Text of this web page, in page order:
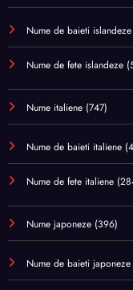
Nume de baieti islandeze
Nume de fete islandeze
Nume italiene (747)
Nume de baieti italiene
Nume de fete italiene
Nume japoneze (396)
Nume de baieti japoneze